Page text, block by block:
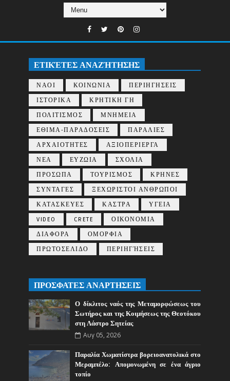
ΕΤΙΚΈΤΕΣ ΑΝΑΖΉΤΗΣΗΣ
ΝΑΟΙ ΚΟΙΝΩΝΙΑ
ΠΕΡΙΗΓΗΣΕΙΣ
ΙΣΤΟΡΙΚΑ
ΚΡΗΤΙΚΗ ΓΗ
ΠΟΛΙΤΙΣΜΟΣ
ΜΝΗΜΕΙΑ
ΕΘΙΜΑ-ΠΑΡΑΔΟΣΕΙΣ
ΠΑΡΑΛΙΕΣ
ΑΡΧΑΙΟΤΗΤΕΣ
ΑΞΙΟΠΕΡΙΕΡΓΑ
ΝΕΑ
ΕΥΖΩΙΑ
ΣΧΟΛΙΑ
ΠΡΟΣΩΠΑ
ΤΟΥΡΙΣΜΟΣ
ΚΡΗΝΕΣ
ΣΥΝΤΑΓΕΣ
ΞΕΧΩΡΙΣΤΟΙ ΑΝΘΡΩΠΟΙ
ΚΑΤΑΣΚΕΥΕΣ
ΚΑΣΤΡΑ
ΥΓΕΙΑ
VIDEO
CRETE
ΟΙΚΟΝΟΜΙΑ
ΔΙΑΦΟΡΑ
ΟΜΟΡΦΙΑ
ΠΡΩΤΟΣΕΛΙΔΟ
ΠΕΡΙΗΓΉΣΕΙΣ
ΠΡΟΣΦΑΤΕΣ ΑΝΑΡΤΗΣΕΙΣ
Ο δίκλιτος ναός της Μεταμορφώσεως του
Σωτήρος και της Κοιμήσεως της Θεοτόκου
στη Λάστρο Σητείας
Αυγ 05, 2026
Παραλία Χωματίστρα βορειοανατολικά στο
Μεραμπέλο: Απομονωμένη σε ένα άγριο
τοπίο